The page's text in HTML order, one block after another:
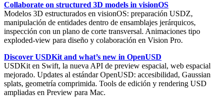
Collaborate on structured 3D models in visionOS
Modelos 3D estructurados en visionOS: preparación USDZ,
manipulación de entidades dentro de ensamblajes jerárquicos,
inspección con un plano de corte transversal. Animaciones tipo
exploded-view para diseño y colaboración en Vision Pro.
Discover USDKit and what’s new in OpenUSD
USDKit en Swift, la nueva API de preview espacial, web espacial
mejorado. Updates al estándarOpenUSD: accesibilidad, Gaussian
splats, geometría comprimida. Tools de edición y rendering USD
ampliadas en Preview para Mac.